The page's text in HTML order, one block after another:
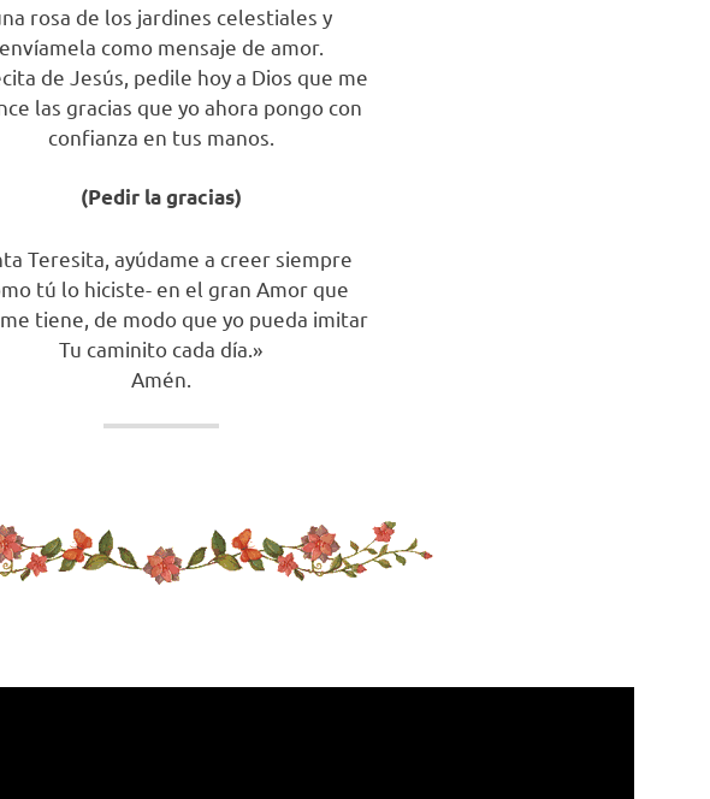
rosa de los jardines celestiales y
envíamela como mensaje de amor.
de Jesús, pedile hoy a Dios que me
las gracias que yo ahora pongo con
confianza en tus manos.
(Pedir la gracias)
Teresita, ayúdame a creer siempre
tú lo hiciste- en el gran Amor que
tiene, de modo que yo pueda imitar
Tu caminito cada día.»
Amén.